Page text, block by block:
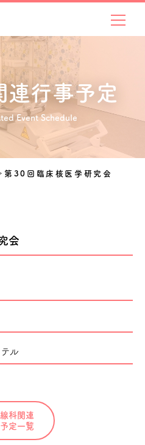
連行事予定
Event Schedule
第30回臨床核医学研究会
会
ル
科関連
定一覧